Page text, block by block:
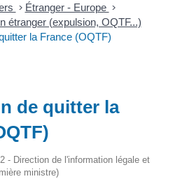
> Étranger - Europe >
étranger (expulsion, OQTF...)
la France (OQTF)
de quitter la
- Direction de l'information légale et
ministre)